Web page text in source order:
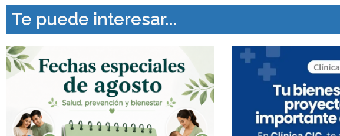
Te puede interesar...